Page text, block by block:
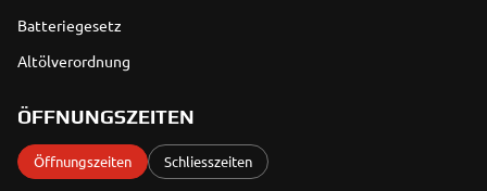
Batteriegesetz
Altölverordnung
ÖFFNUNGSZEITEN
Öffnungszeiten Schliesszeiten